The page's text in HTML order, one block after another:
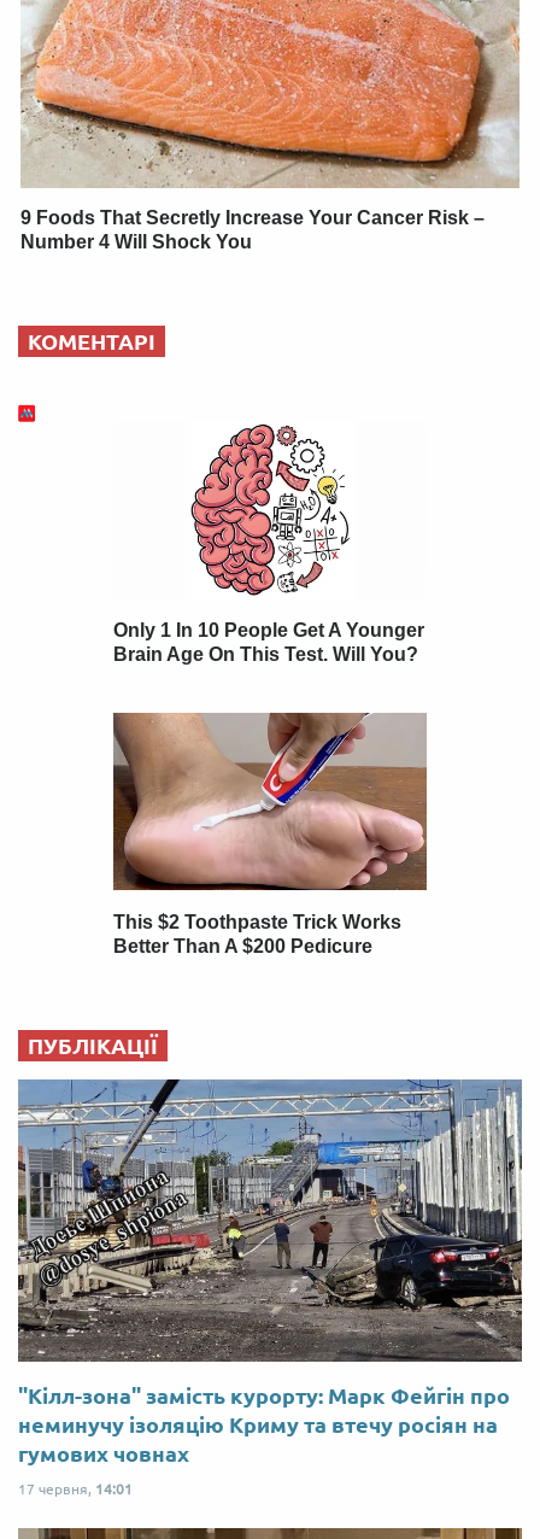
9 Foods That Secretly Increase Your Cancer Risk –
Number 4 Will Shock You
КОМЕНТАРІ
ПУБЛІКАЦІЇ
"Кілл-зона" замість курорту: Марк Фейгін про
неминучу ізоляцію Криму та втечу росіян на
гумових човнах
17 червня, 14:01